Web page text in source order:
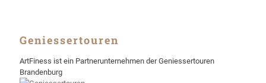
Geniessertouren
ArtFiness ist ein Partnerunternehmen der Geniessertouren
Brandenburg